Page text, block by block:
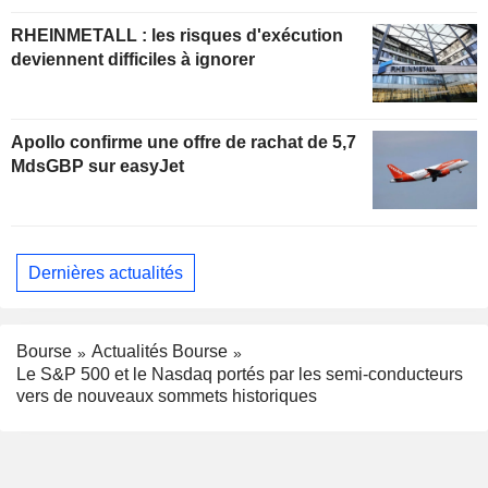
RHEINMETALL : les risques d'exécution
deviennent difficiles à ignorer
Apollo confirme une offre de rachat de 5,7
MdsGBP sur easyJet
Dernières actualités
Bourse
Actualités Bourse
Le S&P 500 et le Nasdaq portés par les semi-conducteurs
vers de nouveaux sommets historiques